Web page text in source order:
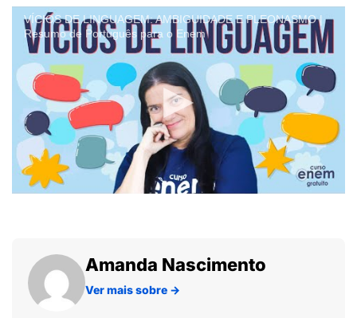
VÍCIOS DE LINGUAGEM: AMBIGUIDADE E PLEONASMO |
Resumo de Português para o Enem
Amanda Nascimento
Ver mais sobre →